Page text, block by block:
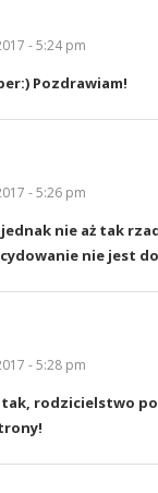
- 5:24 pm
Pozdrawiam!
- 5:26 pm
nie aż tak
nie jest
- 5:28 pm
rodzicielstwo